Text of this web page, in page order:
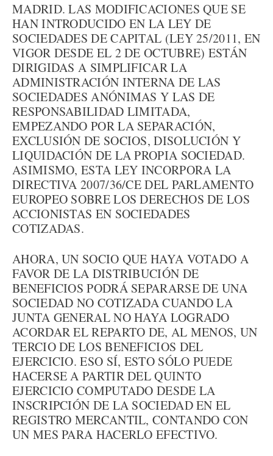
MADRID. LAS MODIFICACIONES QUE SE
HAN INTRODUCIDO EN LA LEY DE
SOCIEDADES DE CAPITAL (LEY 25/2011, EN
VIGOR DESDE EL 2 DE OCTUBRE) ESTÁN
DIRIGIDAS A SIMPLIFICAR LA
ADMINISTRACIÓN INTERNA DE LAS
SOCIEDADES ANÓNIMAS Y LAS DE
RESPONSABILIDAD LIMITADA,
EMPEZANDO POR LA SEPARACIÓN,
EXCLUSIÓN DE SOCIOS, DISOLUCIÓN Y
LIQUIDACIÓN DE LA PROPIA SOCIEDAD.
ASIMISMO, ESTA LEY INCORPORA LA
DIRECTIVA 2007/36/CE DEL PARLAMENTO
EUROPEO SOBRE LOS DERECHOS DE LOS
ACCIONISTAS EN SOCIEDADES
COTIZADAS.
AHORA, UN SOCIO QUE HAYA VOTADO A
FAVOR DE LA DISTRIBUCIÓN DE
BENEFICIOS PODRÁ SEPARARSE DE UNA
SOCIEDAD NO COTIZADA CUANDO LA
JUNTA GENERAL NO HAYA LOGRADO
ACORDAR EL REPARTO DE, AL MENOS, UN
TERCIO DE LOS BENEFICIOS DEL
EJERCICIO. ESO SÍ, ESTO SÓLO PUEDE
HACERSE A PARTIR DEL QUINTO
EJERCICIO COMPUTADO DESDE LA
INSCRIPCIÓN DE LA SOCIEDAD EN EL
REGISTRO MERCANTIL, CONTANDO CON
UN MES PARA HACERLO EFECTIVO.